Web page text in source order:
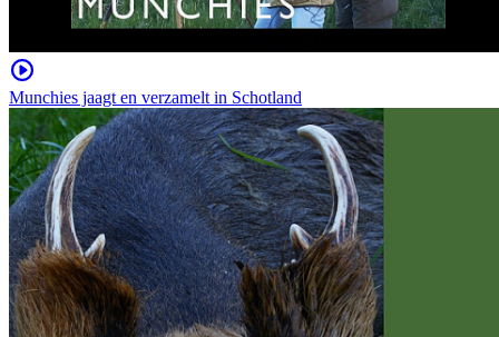
Munchies jaagt en verzamelt in Schotland